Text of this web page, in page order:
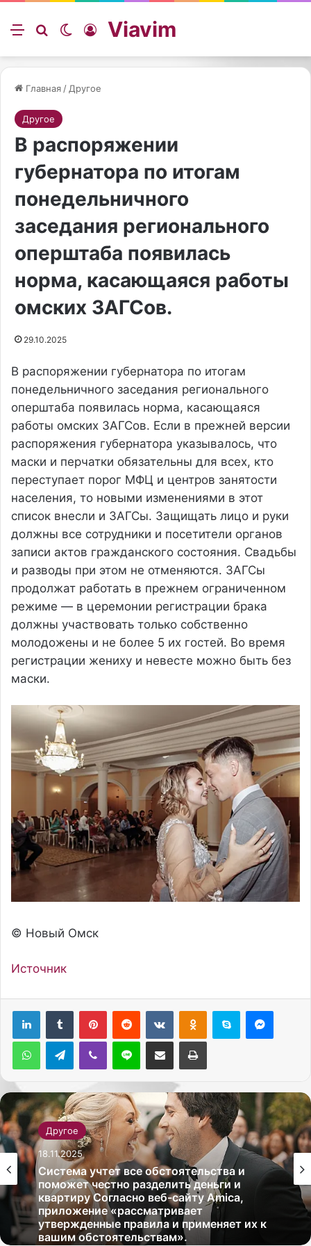
Меню ИскатьSwitch skin
Войти
Viavim
Главная / Другое
Другое
В распоряжении
губернатора по итогам
понедельничного
заседания регионального
оперштаба появилась
норма, касающаяся работы
омских ЗАГСов.
29.10.2025
В распоряжении губернатора по итогам
понедельничного заседания регионального
оперштаба появилась норма, касающаяся
работы омских ЗАГСов. Если в прежней версии
распоряжения губернатора указывалось, что
маски и перчатки обязательны для всех, кто
переступает порог МФЦ и центров занятости
населения, то новыми изменениями в этот
список внесли и ЗАГСы. Защищать лицо и руки
должны все сотрудники и посетители органов
записи актов гражданского состояния. Свадьбы
и разводы при этом не отменяются. ЗАГСы
продолжат работать в прежнем ограниченном
режиме — в церемонии регистрации брака
должны участвовать только собственно
молодожены и не более 5 их гостей. Во время
регистрации жениху и невесте можно быть без
маски.
© Новый Омск
Источник
Telegram
Другое
18.11.2025
Система учтет все обстоятельства и
поможет честно разделить деньги и
квартиру Согласно веб-сайту Amica,
приложение «рассматривает
утвержденные правила и применяет их к
вашим обстоятельствам».